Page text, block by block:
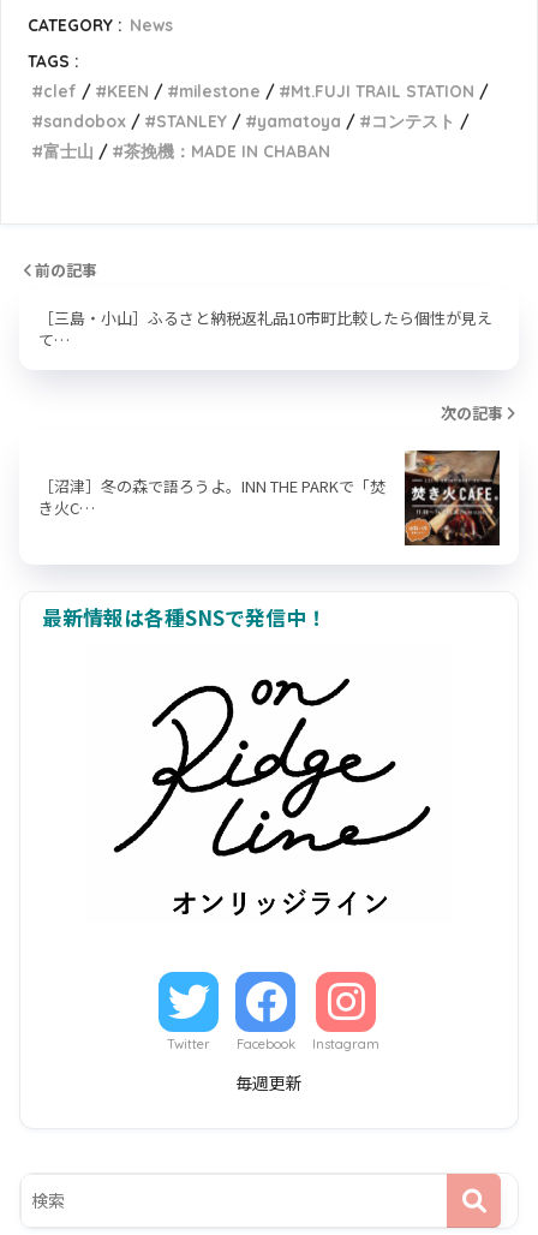
CATEGORY : News
TAGS :
clef
KEEN milestone
Mt.FUJI TRAIL STATION
sandobox
STANLEY yamatoya
コンテスト
富士山
茶挽機：MADE IN CHABAN
前の記事
［三島・小山］ふるさと納税返礼品10市町比較したら個性が見え
て…
次の記事
［沼津］冬の森で語ろうよ。INN THE PARKで「焚
き火C…
最新情報は各種SNSで発信中！
Twitter Facebook Instagram
毎週更新